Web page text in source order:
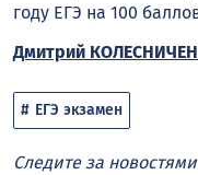
году ЕГЭ на 100
Дмитрий
ЕГЭ экзамен
Следите за